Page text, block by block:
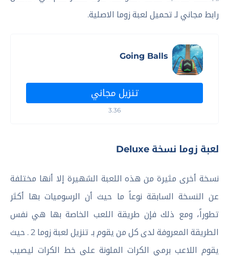
رابط مجاني لـ تحميل لعبة زوما الاصلية.
Going Balls
تنزيل مجاني
3.36
لعبة زوما نسخة Deluxe
نسخة أخرى مثيرة من هذه اللعبة الشهيرة إلا أنها مختلفة
عن النسخة السابقة نوعاً ما حيث أن الرسوميات بها أكثر
تطوراً، ومع ذلك فإن طريقة اللعب الخاصة بها هي نفس
الطريقة المعروفة لدى كل من يقوم بـ تنزيل لعبة زوما 2 . حيث
يقوم اللاعب برمي الكرات الملونة على خط الكرات ليصيب